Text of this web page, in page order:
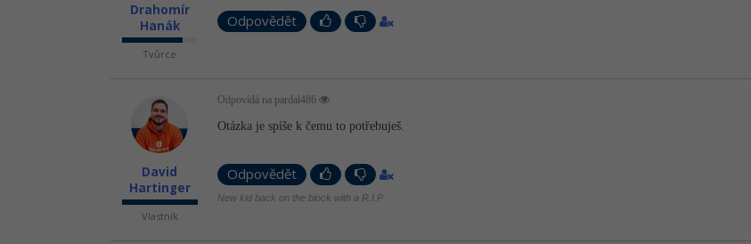
Drahomír
Hanák
Tvůrce
Odpovědět
David
Hartinger
Vlastník
Odpovídá na pardal486
Otázka je spíše k čemu to potřebuješ.
Odpovědět
New kid back on the block with a R.I.P